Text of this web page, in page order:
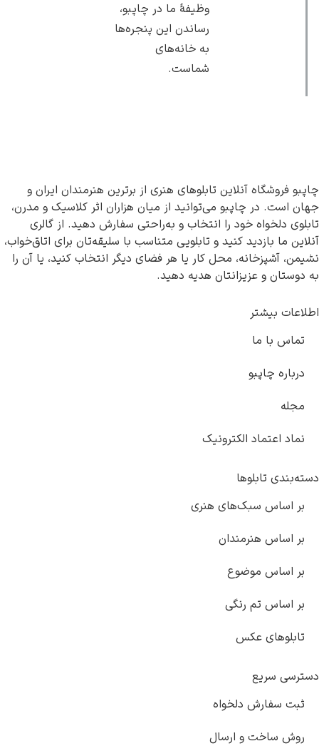
وظیفهٔ ما در چاپبو،
رساندن این پنجره‌ها
به خانه‌های
شماست.
چاپبو فروشگاه آنلاین تابلوهای هنری از برترین هنرمندان ایران و
جهان است. در چاپبو می‌توانید از میان هزاران اثر کلاسیک و مدرن،
تابلوی دلخواه خود را انتخاب و به‌راحتی سفارش دهید. از گالری
آنلاین ما بازدید کنید و تابلویی متناسب با سلیقه‌تان برای اتاق‌خواب،
نشیمن، آشپزخانه، محل کار یا هر فضای دیگر انتخاب کنید، یا آن را
به دوستان و عزیزانتان هدیه دهید.
اطلاعات بیشتر
تماس با ما
درباره چاپبو
مجله
نماد اعتماد الکترونیک
دسته‌بندی تابلوها
بر اساس سبک‌های هنری
بر اساس هنرمندان
بر اساس موضوع
بر اساس تم رنگی
تابلوهای عکس
دسترسی سریع
ثبت سفارش دلخواه
روش ساخت و ارسال